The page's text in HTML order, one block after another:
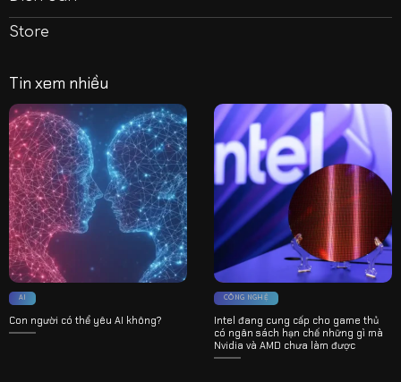
Store
Tin xem nhiều
AI
Con người có thể yêu AI không?
CÔNG NGHỆ
Intel đang cung cấp cho game thủ
có ngân sách hạn chế những gì mà
Nvidia và AMD chưa làm được